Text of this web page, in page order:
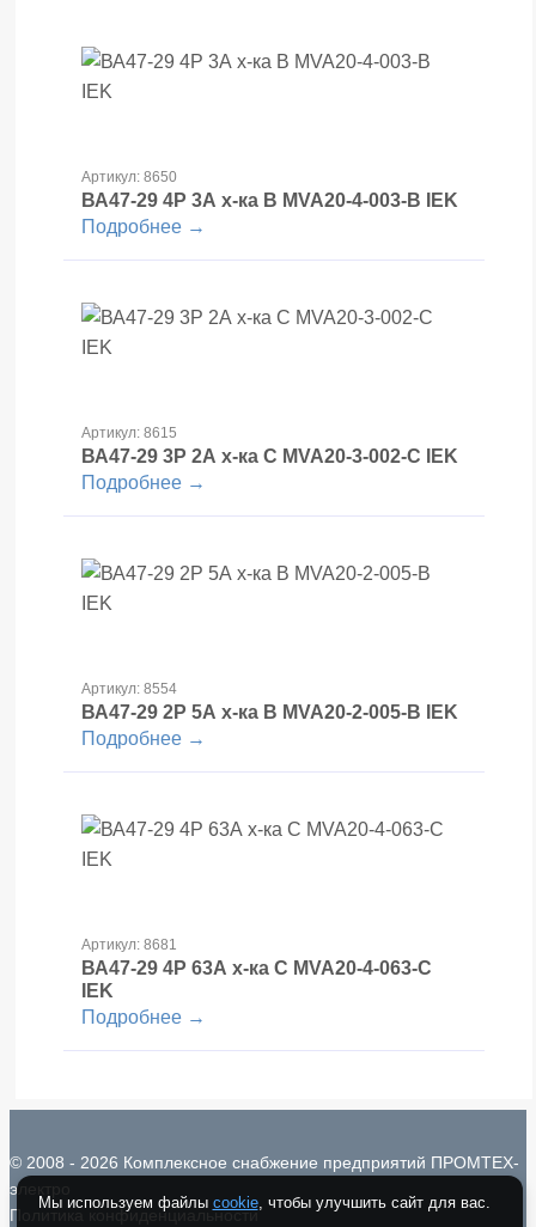
Артикул: 8650
ВА47-29 4Р 3А х-ка В MVA20-4-003-B IEK
Подробнее →
Артикул: 8615
ВА47-29 3Р 2А х-ка С MVA20-3-002-С IEK
Подробнее →
Артикул: 8554
ВА47-29 2Р 5А х-ка В MVA20-2-005-B IEK
Подробнее →
Артикул: 8681
ВА47-29 4Р 63А х-ка С MVA20-4-063-С
IEK
Подробнее →
© 2008 - 2026 Комплексное снабжение предприятий ПРОМТЕХ-
электро
Политика конфиденциальности
Мы используем файлы cookie, чтобы улучшить сайт для вас.